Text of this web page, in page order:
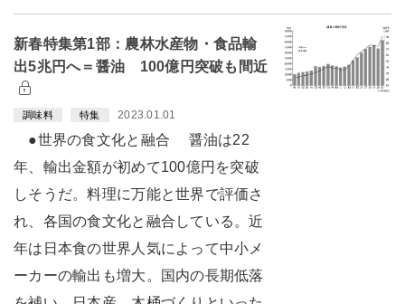
新春特集第1部：農林水産物・食品輸
出5兆円へ＝醤油 100億円突破も間近
調味料 特集 2023.01.01
●世界の食文化と融合 醤油は22
年、輸出金額が初めて100億円を突破
しそうだ。料理に万能と世界で評価さ
れ、各国の食文化と融合している。近
年は日本食の世界人気によって中小メ
ーカーの輸出も増大。国内の長期低落